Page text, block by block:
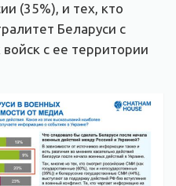
(35%), и тех, кто
Беларуси с
с ее территории